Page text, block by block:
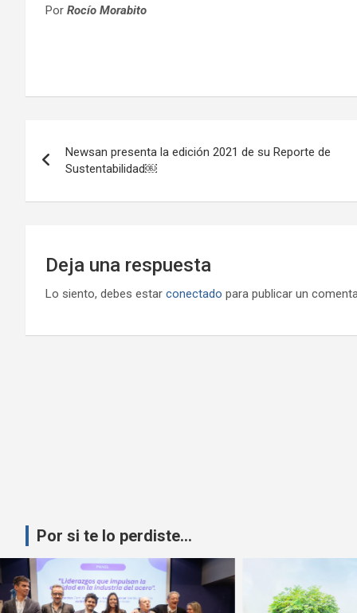
Por Rocío Morabito
de
entradas
Newsan presenta la edición 2021 de su Reporte de
Sustentabilidad￼
Deja una respuesta
Lo siento, debes estar conectado para publicar un
Por si te lo perdiste...